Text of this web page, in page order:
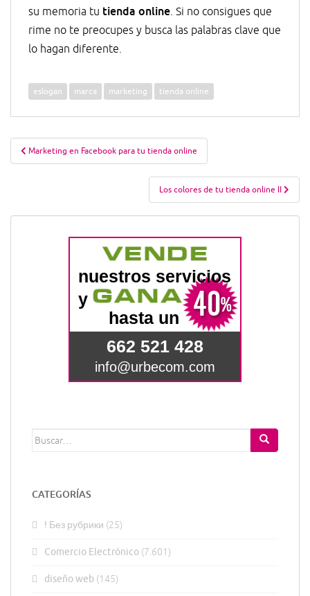
su memoria tu tienda online. Si no consigues que
rime no te preocupes y busca las palabras clave que
lo hagan diferente.
eslogan marca marketing tienda online
Navegación
de
Marketing en Facebook para tu tienda online
Los colores de tu tienda online II
Buscar:
CATEGORÍAS
! Без рубрики (25)
Comercio Electrónico (7.601)
diseño web (145)